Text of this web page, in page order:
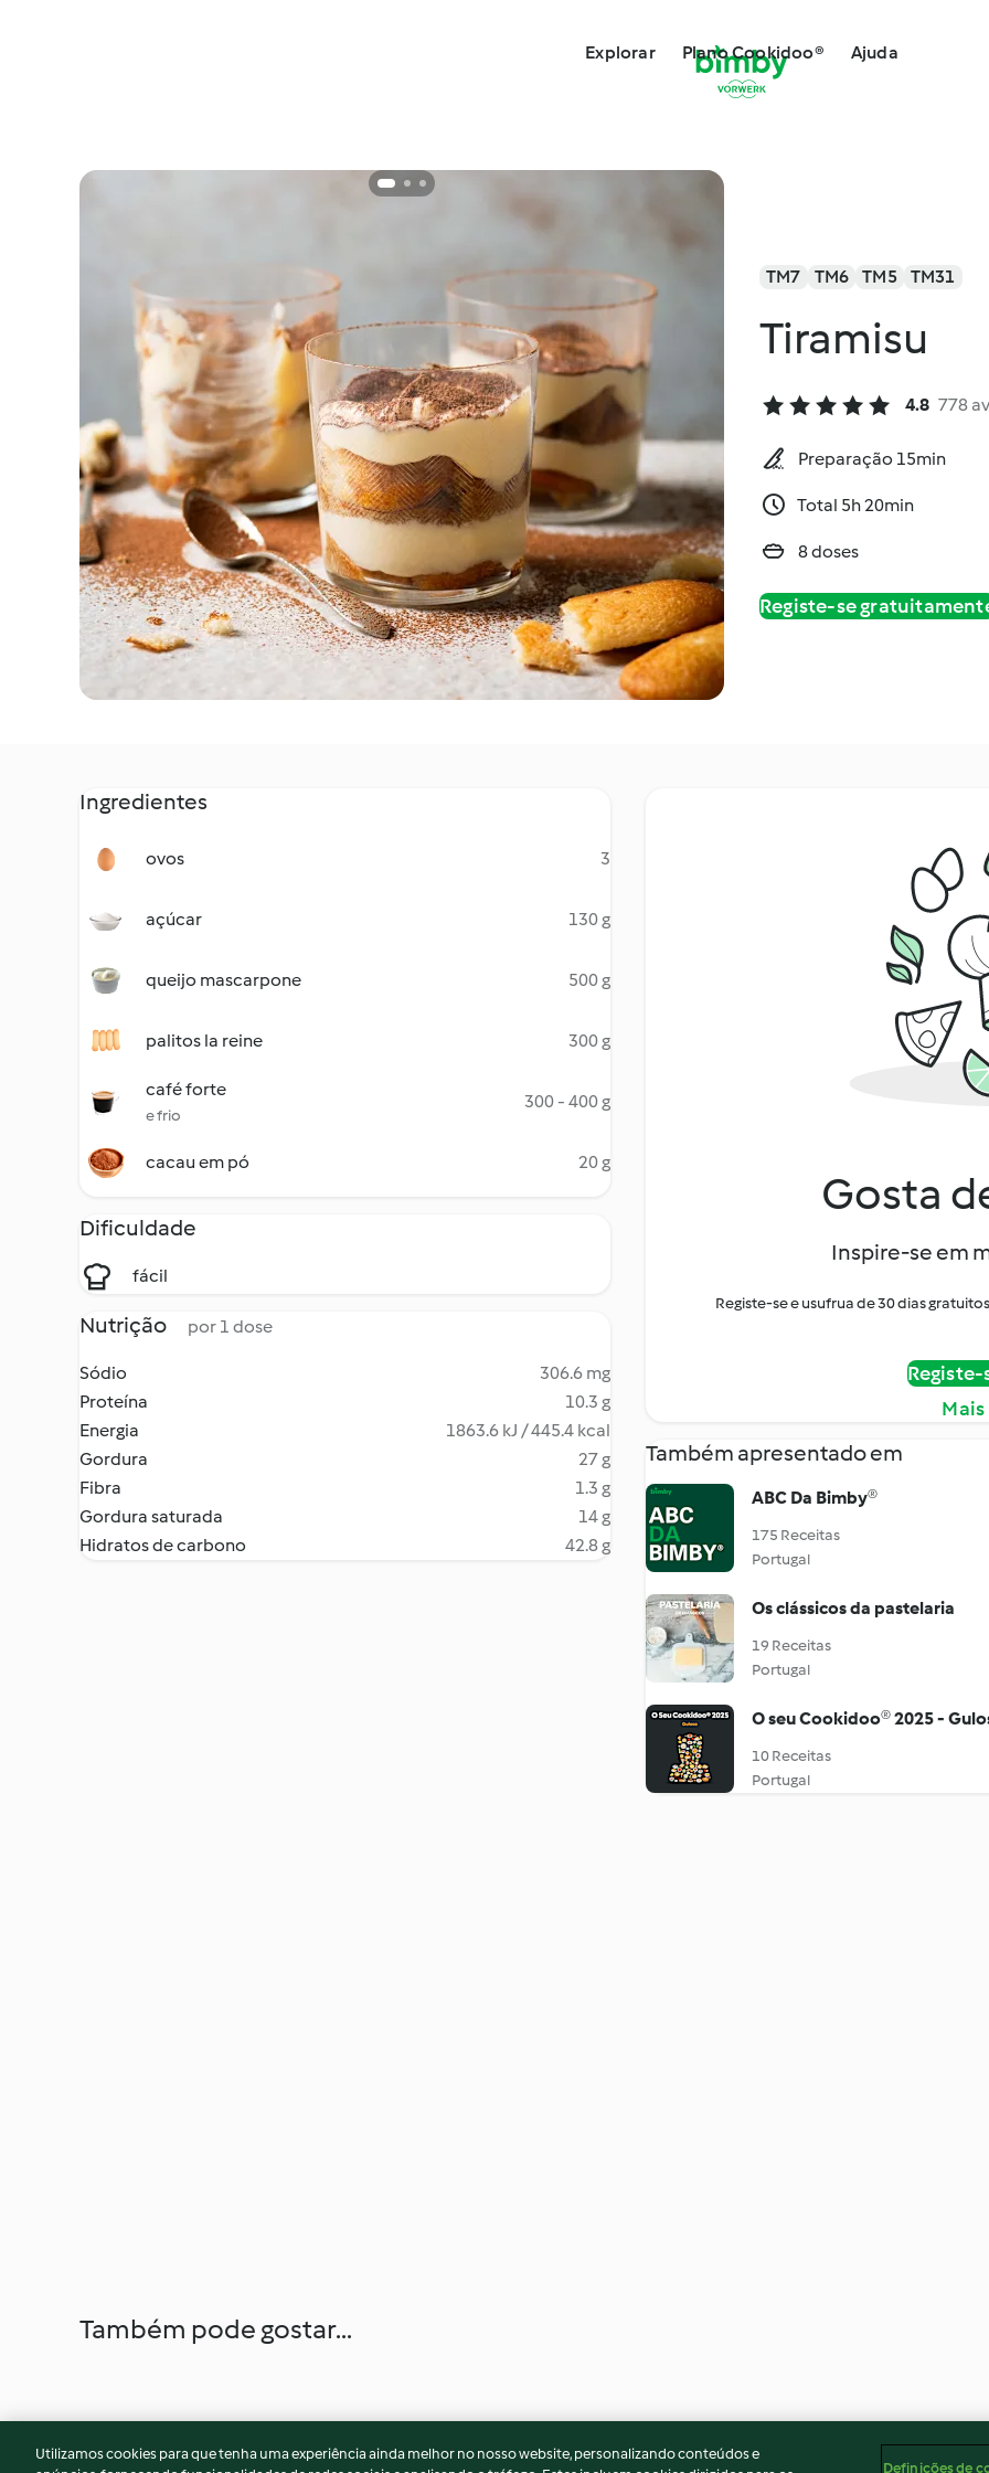
Explorar Plano Cookidoo® Ajuda
TM7 TM6 TM5 TM31
Tiramisu
4.8 778
Preparação 15min
Total 5h 20min
8 doses
Registe-se
Ingredientes
ovos 3
açúcar 130 g
queijo mascarpone 500 g
palitos la reine 300 g
café forte
e frio
300 - 400 g
cacau em pó 20 g
Dificuldade
fácil
Nutrição por 1 dose
Sódio
306.6 mg
Proteína
10.3 g
Energia
1863.6 kJ / 445.4 kcal
Gordura
27 g
Fibra
1.3 g
Gordura saturada
14 g
Hidratos de carbono
42.8 g
Gosta
Inspire-se em
Registe-se e usufrua de 30 dias
Também apresentado em
ABC Da Bimby®
175 Receitas
Portugal
Os clássicos da pastelaria
19 Receitas
Portugal
O seu Cookidoo® 2025 -
10 Receitas
Portugal
Também pode gostar...
Utilizamos cookies para que tenha uma experiência ainda melhor no nosso website, personalizando conteúdos e
Definições de